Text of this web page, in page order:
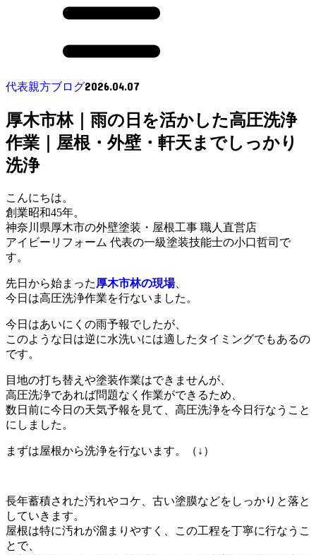
代表親方ブログ2026.04.07
厚木市林｜雨の日を活かした高圧洗浄
作業｜屋根・外壁・軒天までしっかり
洗浄
こんにちは。
創業昭和45年。
神奈川県厚木市の外壁塗装・屋根工事 職人直営店
アイビーリフォーム 代表の一級塗装技能士の小口哲司で
す。
先日から始まった厚木市林の現場、
今日は高圧洗浄作業を行ないました。
今日はあいにくの雨予報でしたが、
このような日は逆に水洗いには適したタイミングでもあるの
です。
目地の打ち替えや塗装作業はできませんが、
高圧洗浄であれば問題なく作業ができるため、
数日前に今日の天気予報を見て、高圧洗浄を今日行なうこと
にしました。
まずは屋根から洗浄を行ないます。（↓）
長年蓄積された汚れやコケ、古い塗膜などをしっかりと落と
していきます。
屋根は特に汚れが溜まりやすく、この工程を丁寧に行なうこ
とで、